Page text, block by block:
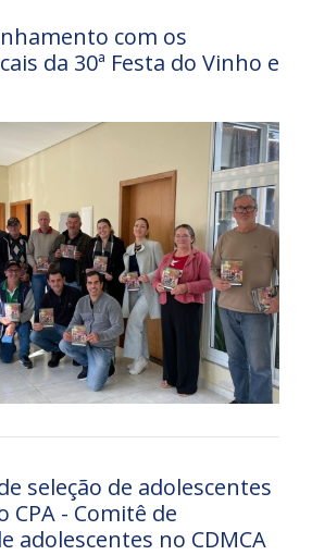
com os
da 30ª Festa do Vinho e
seleção de adolescentes
CPA - Comitê de
adolescentes no CDMCA